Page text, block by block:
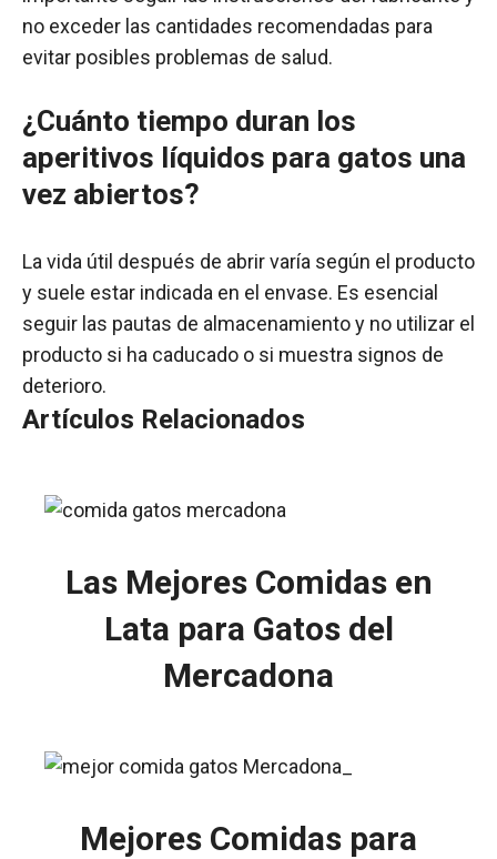
no exceder las cantidades recomendadas para
evitar posibles problemas de salud.
¿Cuánto tiempo duran los
aperitivos líquidos para gatos una
vez abiertos?
La vida útil después de abrir varía según el producto
y suele estar indicada en el envase. Es esencial
seguir las pautas de almacenamiento y no utilizar el
producto si ha caducado o si muestra signos de
deterioro.
Artículos Relacionados
Las Mejores Comidas en
Lata para Gatos del
Mercadona
Mejores Comidas para